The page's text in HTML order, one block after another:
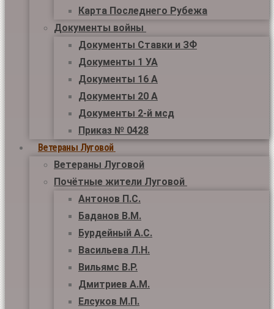
Карта Последнего Рубежа
Документы войны
Документы Ставки и ЗФ
Документы 1 УА
Документы 16 А
Документы 20 А
Документы 2-й мсд
Приказ № 0428
Ветераны Луговой
Ветераны Луговой
Почётные жители Луговой
Антонов П.С.
Баданов В.М.
Бурдейный А.С.
Васильева Л.Н.
Вильямс В.Р.
Дмитриев А.М.
Елсуков М.П.